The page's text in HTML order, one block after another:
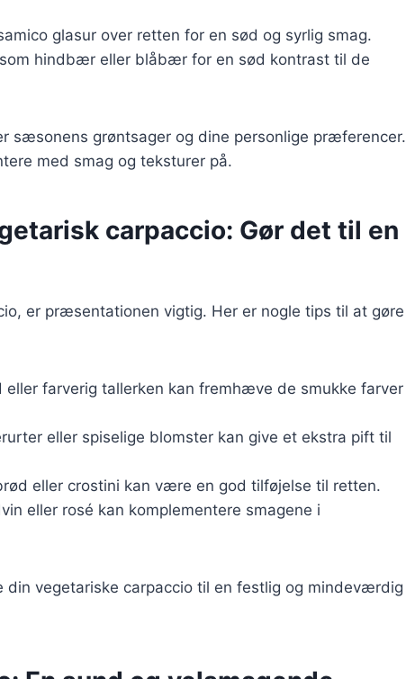
glasur over retten for en sød og syrlig smag.
hindbær eller blåbær for en sød kontrast til de
sæsonens grøntsager og dine personlige præferencer.
med smag og teksturer på.
carpaccio: Gør det til en
er præsentationen vigtig. Her er nogle tips til at gøre
eller farverig tallerken kan fremhæve de smukke farver
eller spiselige blomster kan give et ekstra pift til
eller crostini kan være en god tilføjelse til retten.
eller rosé kan komplementere smagene i
din vegetariske carpaccio til en festlig og mindeværdig